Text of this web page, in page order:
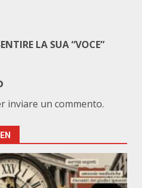
LA SUA “VOCE”
inviare un commento.